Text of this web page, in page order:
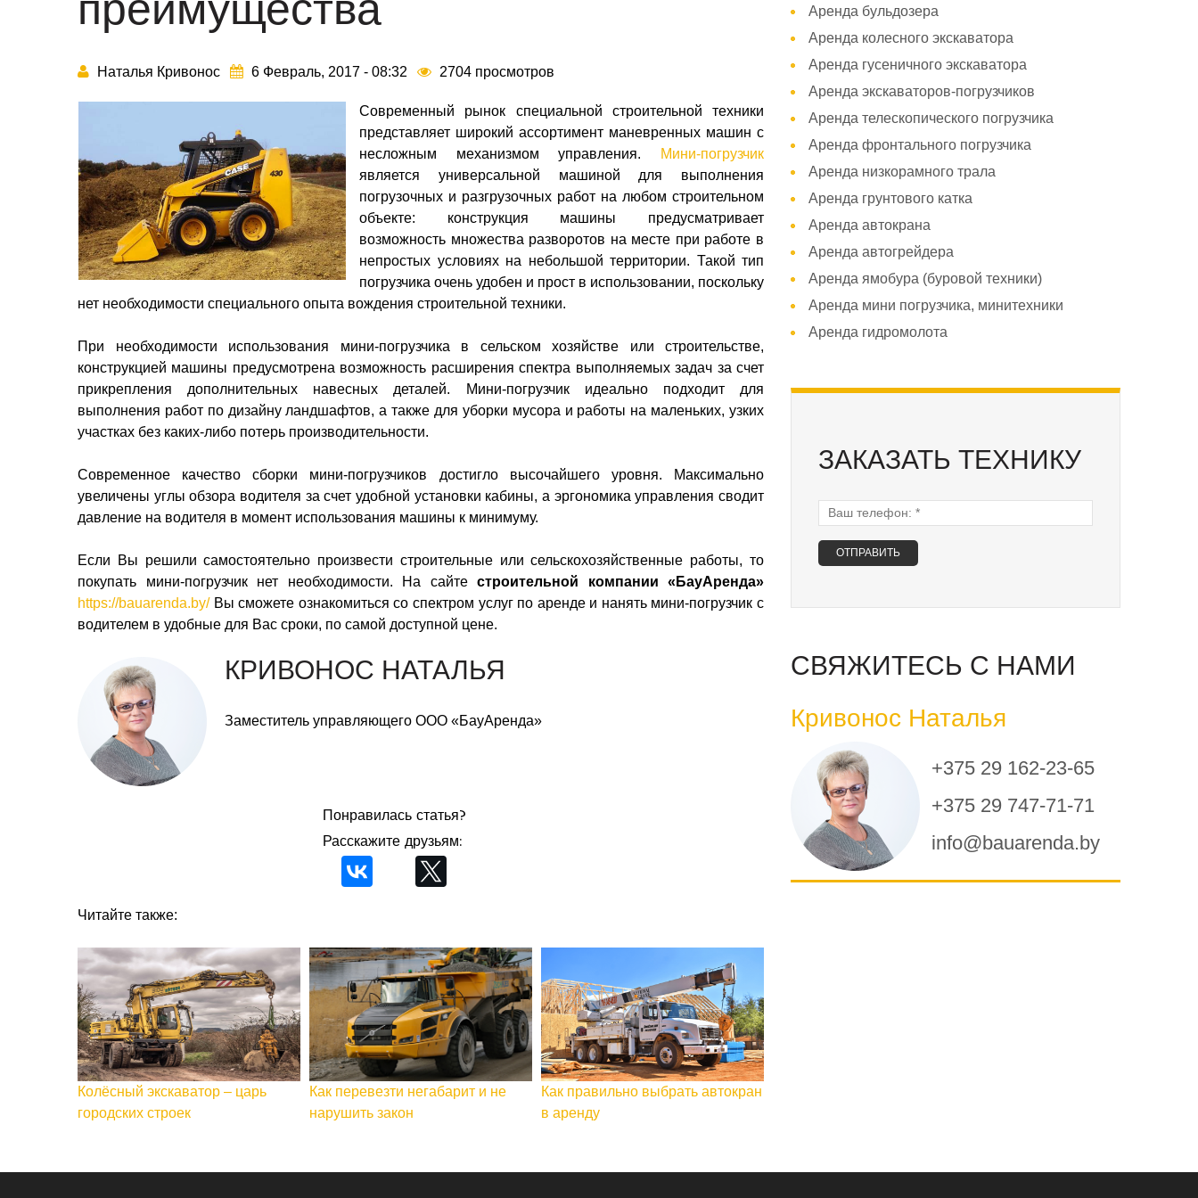
Наталья Кривонос 6 Февраль, 2017 - 08:32 2704 просмотров
Современный рынок специальной строительной техники
представляет широкий ассортимент маневренных машин с
несложным механизмом управления.
Мини-погрузчик
является универсальной машиной для выполнения
погрузочных и разгрузочных работ на любом строительном
объекте: конструкция машины предусматривает
возможность множества разворотов на месте при работе в
непростых условиях на небольшой территории. Такой тип
погрузчика очень удобен и прост в использовании, поскольку
нет необходимости специального опыта вождения строительной техники.
При необходимости использования мини-погрузчика в сельском хозяйстве или строительстве,
конструкцией машины предусмотрена возможность расширения спектра выполняемых задач за счет
прикрепления дополнительных навесных деталей. Мини-погрузчик идеально подходит для
выполнения работ по дизайну ландшафтов, а также для уборки мусора и работы на маленьких, узких
участках без каких-либо потерь производительности.
Современное качество сборки мини-погрузчиков достигло высочайшего уровня. Максимально
увеличены углы обзора водителя за счет удобной установки кабины, а эргономика управления сводит
давление на водителя в момент использования машины к минимуму.
Если Вы решили самостоятельно произвести строительные или сельскохозяйственные работы, то
покупать мини-погрузчик нет необходимости. На сайтестроительной компании «БауАренда»
https://bauarenda.by/Вы сможете ознакомиться со спектром услуг по аренде и нанять мини-погрузчик с
водителем в удобные для Вас сроки, по самой доступной цене.
КРИВОНОС НАТАЛЬЯ
Заместитель управляющего ООО «БауАренда»
Понравилась статья?
Расскажите друзьям:
Читайте также:
Колёсный экскаватор – царь
городских строек
Как перевезти негабарит и не
нарушить закон
Как правильно выбрать автокран
в аренду
Аренда бульдозера
Аренда колесного экскаватора
Аренда гусеничного экскаватора
Аренда экскаваторов-погрузчиков
Аренда телескопического погрузчика
Аренда фронтального погрузчика
Аренда низкорамного трала
Аренда грунтового катка
Аренда автокрана
Аренда автогрейдера
Аренда ямобура (буровой техники)
Аренда мини погрузчика, минитехники
Аренда гидромолота
ЗАКАЗАТЬ ТЕХНИКУ
Ваш телефон:
СВЯЖИТЕСЬ С НАМИ
Кривонос Наталья
+375 29 162-23-65
+375 29 747-71-71
info@bauarenda.by